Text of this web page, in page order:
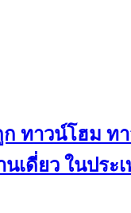
ทาวน์โฮม
เดี่ยว ในประ